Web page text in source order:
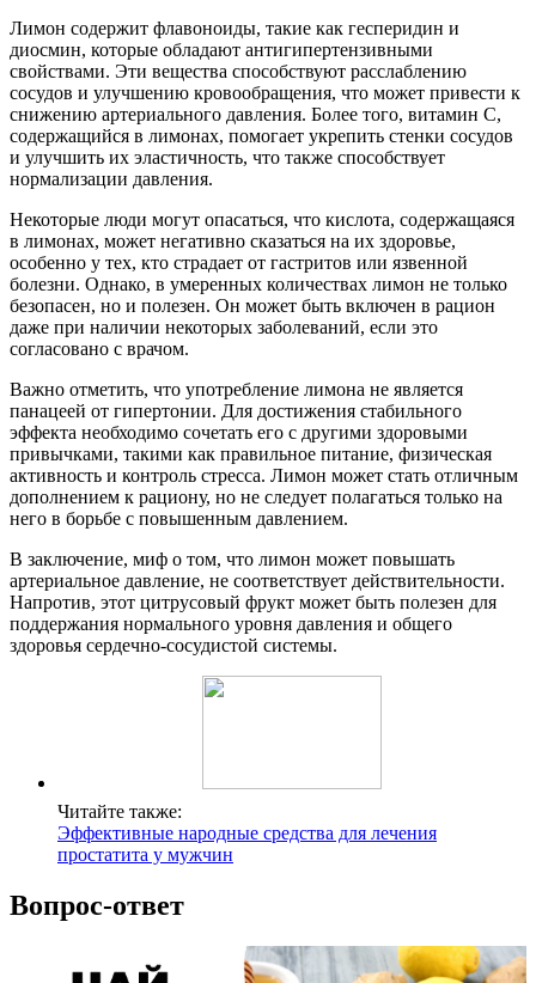
Лимон содержит флавоноиды, такие как гесперидин и
диосмин, которые обладают антигипертензивными
свойствами. Эти вещества способствуют расслаблению
сосудов и улучшению кровообращения, что может привести к
снижению артериального давления. Более того, витамин C,
содержащийся в лимонах, помогает укрепить стенки сосудов
и улучшить их эластичность, что также способствует
нормализации давления.
Некоторые люди могут опасаться, что кислота, содержащаяся
в лимонах, может негативно сказаться на их здоровье,
особенно у тех, кто страдает от гастритов или язвенной
болезни. Однако, в умеренных количествах лимон не только
безопасен, но и полезен. Он может быть включен в рацион
даже при наличии некоторых заболеваний, если это
согласовано с врачом.
Важно отметить, что употребление лимона не является
панацеей от гипертонии. Для достижения стабильного
эффекта необходимо сочетать его с другими здоровыми
привычками, такими как правильное питание, физическая
активность и контроль стресса. Лимон может стать отличным
дополнением к рациону, но не следует полагаться только на
него в борьбе с повышенным давлением.
В заключение, миф о том, что лимон может повышать
артериальное давление, не соответствует действительности.
Напротив, этот цитрусовый фрукт может быть полезен для
поддержания нормального уровня давления и общего
здоровья сердечно-сосудистой системы.
Читайте также:
Эффективные народные средства для лечения
простатита у мужчин
Вопрос-ответ